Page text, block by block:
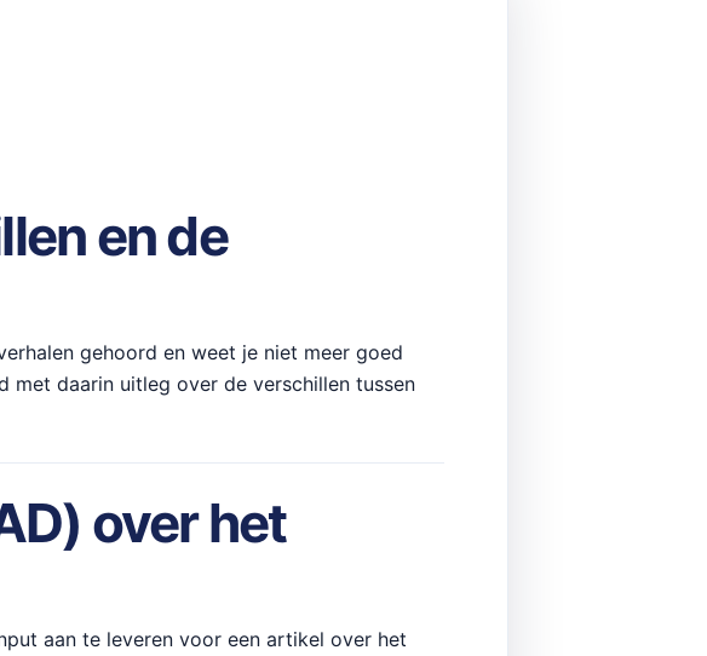
en de
gehoord en weet je niet meer goed
met daarin uitleg over de verschillen tussen
over het
aan te leveren voor een artikel over het